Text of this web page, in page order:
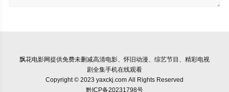
飘花电影网提供免费未删减高清电影、怀旧动漫、综艺节目、精彩电视
剧全集手机在线观看
Copyright © 2023 yaxckj.com All Rights Reserved
黔ICP备20231798号